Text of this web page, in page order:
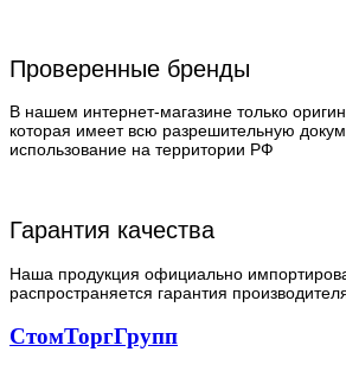
Проверенные бренды
В нашем интернет-магазине только
которая имеет всю разрешительную
использование на территории РФ
Гарантия качества
Наша продукция официально
распространяется гарантия
СтомТоргГрупп